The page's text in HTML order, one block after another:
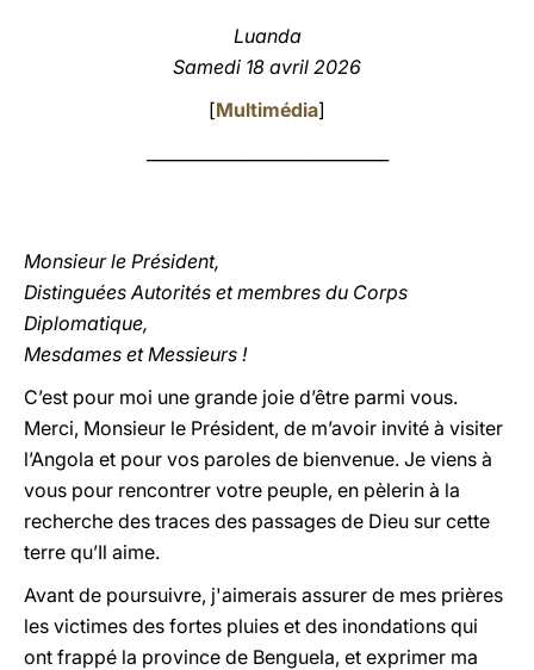
Luanda
Samedi 18 avril 2026
[Multimédia]
Monsieur le Président,
Distinguées Autorités et membres du Corps
Diplomatique,
Mesdames et Messieurs !
C’est pour moi une grande joie d’être parmi vous.
Merci, Monsieur le Président, de m’avoir invité à visiter
l’Angola et pour vos paroles de bienvenue. Je viens à
vous pour rencontrer votre peuple, en pèlerin à la
recherche des traces des passages de Dieu sur cette
terre qu’Il aime.
Avant de poursuivre, j'aimerais assurer de mes prières
les victimes des fortes pluies et des inondations qui
ont frappé la province de Benguela, et exprimer ma